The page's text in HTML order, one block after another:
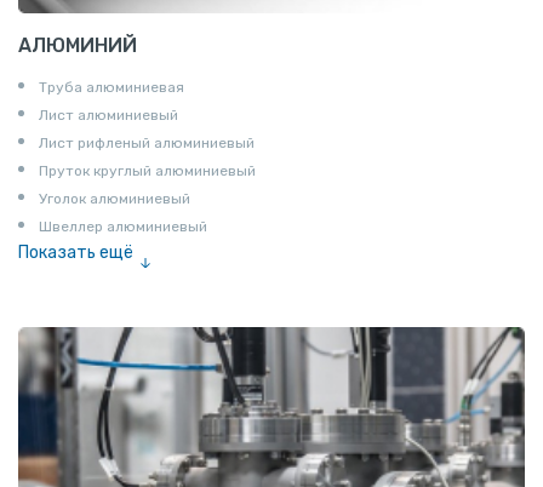
АЛЮМИНИЙ
Труба алюминиевая
Лист алюминиевый
Лист рифленый алюминиевый
Пруток круглый алюминиевый
Уголок алюминиевый
Швеллер алюминиевый
Показать ещё
Шина электротехническая
Алюминиевая плита
Z профиль алюминиевый
Т профиль алюминиевый
Пруток квадратный алюминиевый
Полоса алюминиевая